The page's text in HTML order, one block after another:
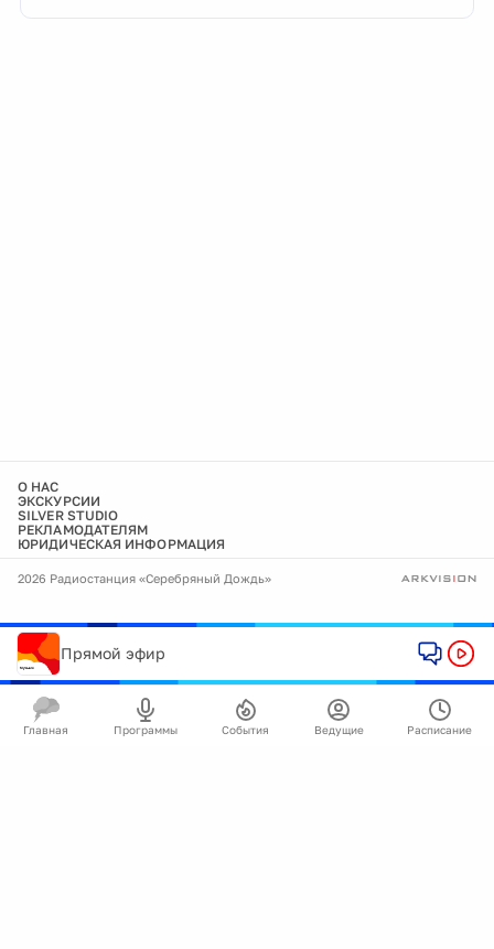
О НАС
ЭКСКУРСИИ
SILVER STUDIO
РЕКЛАМОДАТЕЛЯМ
ЮРИДИЧЕСКАЯ ИНФОРМАЦИЯ
2026 Радиостанция «Серебряный Дождь»
Прямой эфир
Главная Программы События Ведущие Расписание